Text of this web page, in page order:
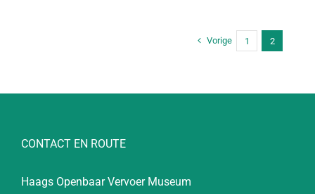
Vorige 1 2
CONTACT EN ROUTE
Haags Openbaar Vervoer Museum